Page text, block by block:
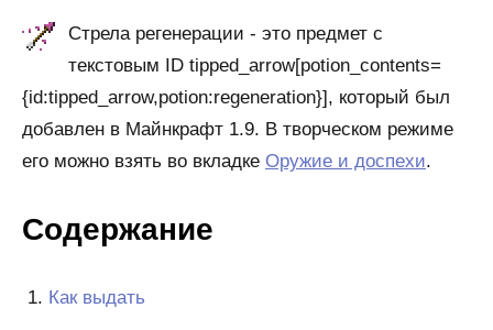
Стрела регенерации - это предмет с
текстовым ID tipped_arrow[potion_contents=
{id:tipped_arrow,potion:regeneration}], который был
добавлен в Майнкрафт 1.9. В творческом режиме
его можно взять во вкладке Оружие и доспехи.
Содержание
Как выдать